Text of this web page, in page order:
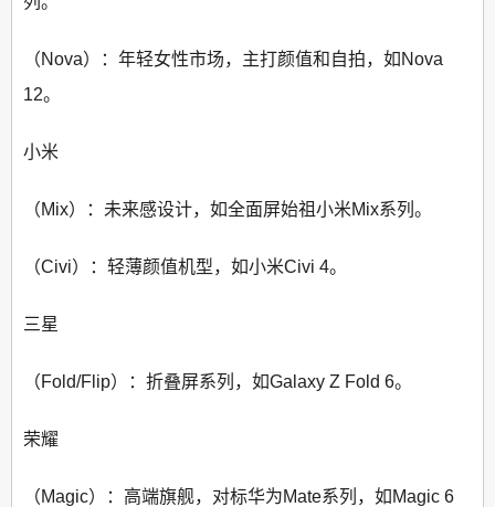
（Nova）：年轻女性市场，主打颜值和自拍，如Nova
12。
小米
（Mix）：未来感设计，如全面屏始祖小米Mix系列。
（Civi）：轻薄颜值机型，如小米Civi 4。
三星
（Fold/Flip）：折叠屏系列，如Galaxy Z Fold 6。
荣耀
（Magic）：高端旗舰，对标华为Mate系列，如Magic 6